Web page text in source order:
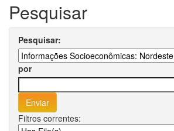
Pesquisar
Pesquisar:
por
Filtros correntes: